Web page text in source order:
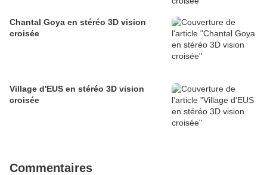
Chantal Goya en stéréo 3D vision
croisée
Village d'EUS en stéréo 3D vision
croisée
Commentaires